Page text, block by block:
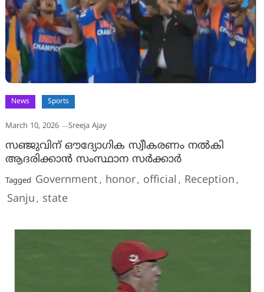
News Sports
March 10, 2026 Sreeja Ajay
സഞ്ജുവിന് ഔദ്യോഗിക സ്വീകരണം നൽകി
ആദരിക്കാൻ സംസ്ഥാന സർക്കാർ
Tagged Government , honor, official , Reception ,
Sanju , state